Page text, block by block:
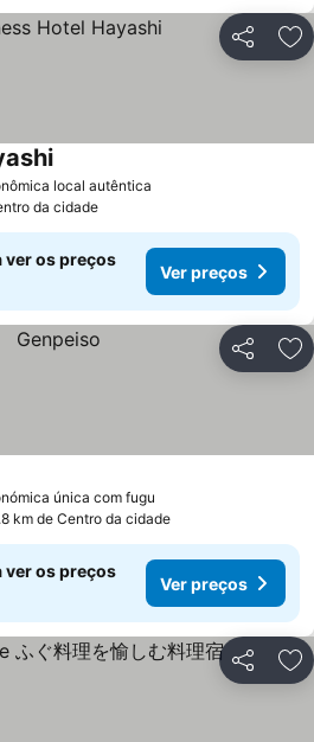
Partilhar
local autêntica
da cidade
ver os preços
Ver preços
Partilhar
única com fugu
km de Centro da cidade
ver os preços
Ver preços
Partilhar